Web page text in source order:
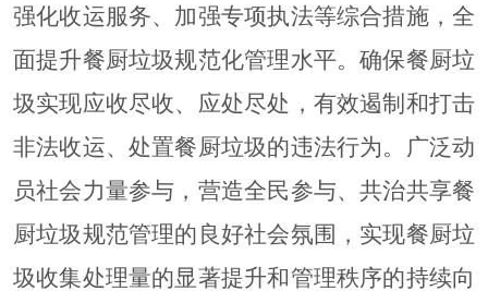
强化收运服务、加强专项执法等综合措施，全
面提升餐厨垃圾规范化管理水平。确保餐厨垃
圾实现应收尽收、应处尽处，有效遏制和打击
非法收运、处置餐厨垃圾的违法行为。广泛动
员社会力量参与，营造全民参与、共治共享餐
厨垃圾规范管理的良好社会氛围，实现餐厨垃
圾收集处理量的显著提升和管理秩序的持续向